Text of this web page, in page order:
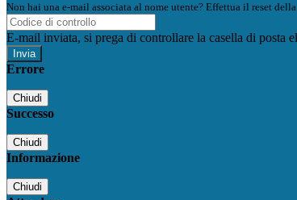
Non hai una e-mail associata al nome utente? Effettua il reset
E-mail inviata, si prega di controllare la casella di posta
Errore
Chiudi
Successo
Chiudi
Informazione
Chiudi